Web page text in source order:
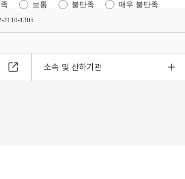
보통 불만족 매우 불만족
1305
소속 및 산하기관